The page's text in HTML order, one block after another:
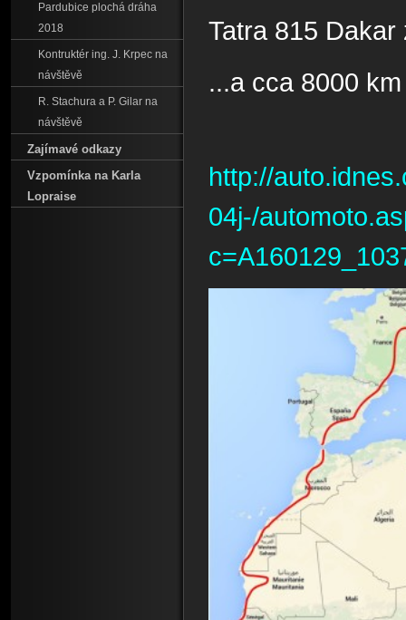
Tatra 815 Dakar
...a cca 8000
http://
04j-/
Pardubice plochá dráha
2018
Kontruktér ing. J. Krpec na
návštěvě
R. Stachura a P. Gilar na
návštěvě
Zajímavé odkazy
Vzpomínka na Karla
Lopraise